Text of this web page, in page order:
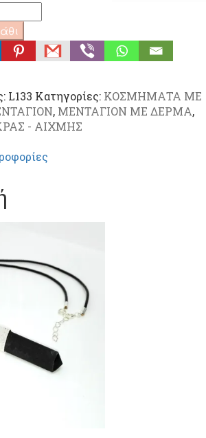
L133 Κατηγορίες: ΚΟΣΜΗΜΑΤΑ ΜΕ
, ΜΕΝΤΑΓΙΟΝ ΜΕ ΔΕΡΜΑ,
- ΑΙΧΜΗΣ